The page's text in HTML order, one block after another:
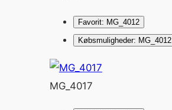
Favorit: MG_4012
Købsmuligheder: MG_4012
MG_4017